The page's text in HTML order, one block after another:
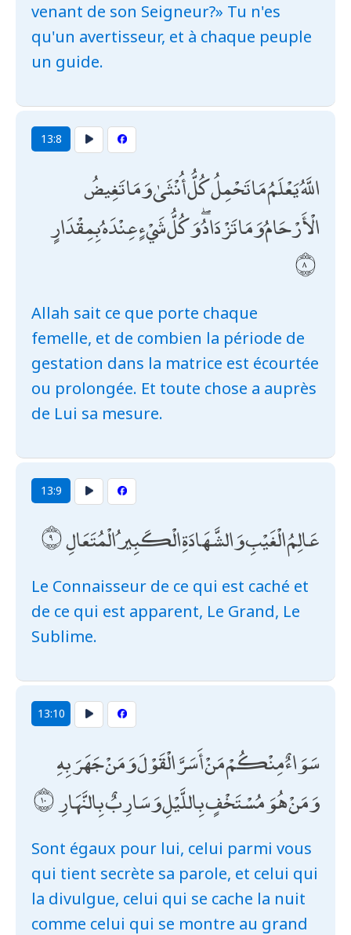
venant de son Seigneur?» Tu n'es
qu'un avertisseur, et à chaque peuple
un guide.
13:8
اللَّهُ يَعْلَمُ مَا تَحْمِلُ كُلُّ أُنْثَىٰ وَمَا تَغِيضُ
الْأَرْحَامُ وَمَا تَزْدَادُ ۖ وَكُلُّ شَيْءٍ عِنْدَهُ بِمِقْدَارٍ
Allah sait ce que porte chaque
femelle, et de combien la période de
gestation dans la matrice est écourtée
ou prolongée. Et toute chose a auprès
de Lui sa mesure.
13:9
عَالِمُ الْغَيْبِ وَالشَّهَادَةِ الْكَبِيرُ الْمُتَعَالِ
Le Connaisseur de ce qui est caché et
de ce qui est apparent, Le Grand, Le
Sublime.
13:10
سَوَاءٌ مِنْكُمْ مَنْ أَسَرَّ الْقَوْلَ وَمَنْ جَهَرَ بِهِ
وَمَنْ هُوَ مُسْتَخْفٍ بِاللَّيْلِ وَسَارِبٌ بِالنَّهَارِ
Sont égaux pour lui, celui parmi vous
qui tient secrète sa parole, et celui qui
la divulgue, celui qui se cache la nuit
comme celui qui se montre au grand